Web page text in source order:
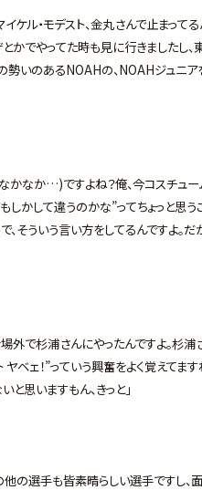
ケル・モデスト、金丸さんで止まって
かでやってた時も見に行きましたし、
の勢いのあるNOAHの、NOAHジュニ
かなか…)ですよね？俺、今コスチュー
かして違うのかな”ってちょっと思う
そういう言い方をしてるんですよ。だ
場外で杉浦さんにやったんですよ。杉浦
ベェ！”っていう興奮をよく覚えてます
思いますもん、きっと」
他の選手も皆素晴らしい選手ですし、